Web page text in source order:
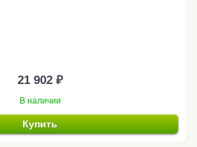
21 902 ₽
В наличии
Купить